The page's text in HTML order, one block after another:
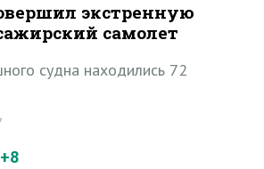
экстренную
самолет
судна находились 72
+8